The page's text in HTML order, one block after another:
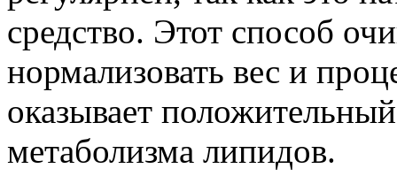
средство. Этот способ
нормализовать вес и
оказывает
метаболизма липидов.